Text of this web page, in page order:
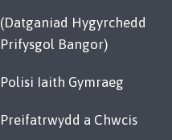
(Datganiad Hygyrchedd
Prifysgol Bangor)
Polisi Iaith Gymraeg
Preifatrwydd a Chwcis